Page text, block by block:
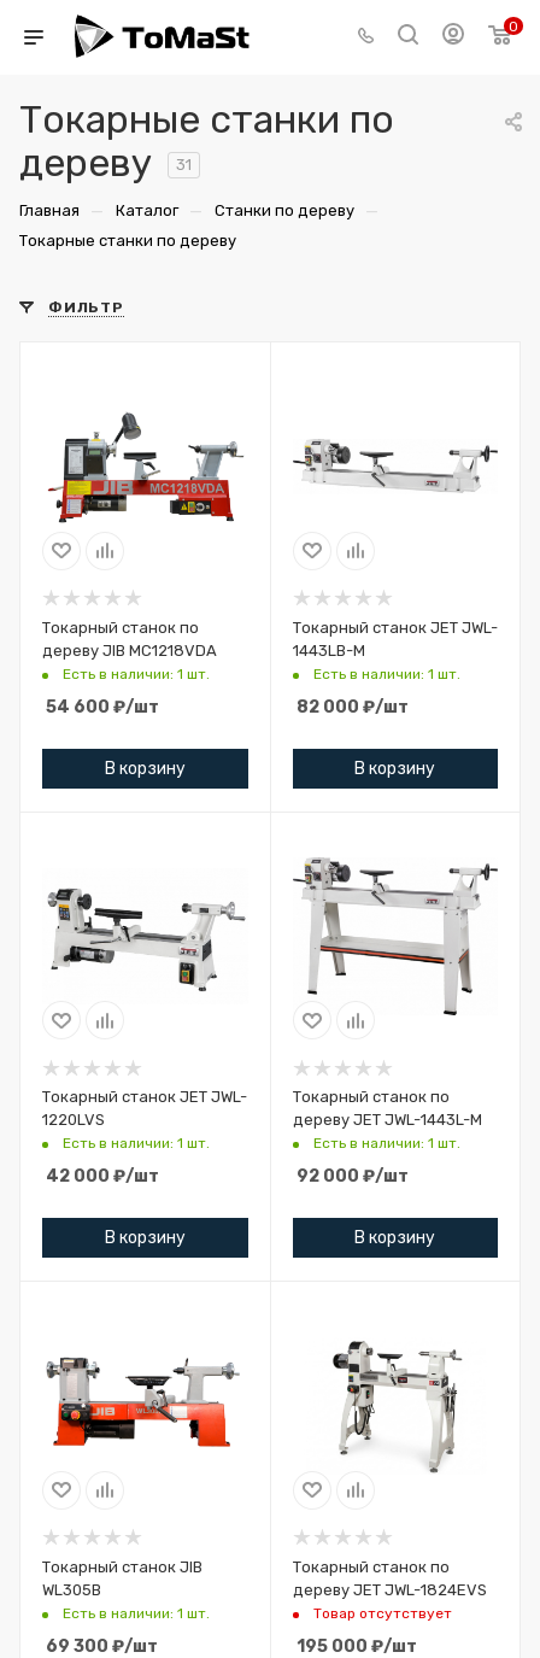
0
Токарные станки по
дереву
31
Главная — Каталог — Станки по дереву —
Токарные станки по дереву
ФИЛЬТР
Токарный станок по
дереву JIB MC1218VDA
Есть в наличии: 1 шт.
54 600 ₽/шт
В корзину
Токарный станок JET JWL-
1443LB-M
Есть в наличии: 1 шт.
82 000 ₽/шт
В корзину
Токарный станок JET JWL-
1220LVS
Есть в наличии: 1 шт.
42 000 ₽/шт
В корзину
Токарный станок по
дереву JET JWL-1443L-M
Есть в наличии: 1 шт.
92 000 ₽/шт
В корзину
Токарный станок JIB
WL305B
Есть в наличии: 1 шт.
69 300 ₽/шт
Токарный станок по
дереву JET JWL-1824EVS
Товар отсутствует
195 000 ₽/шт